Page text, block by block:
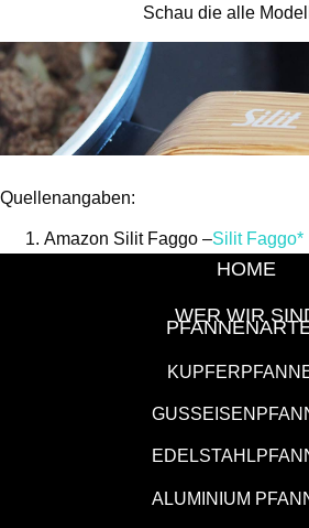
Schau die alle
Quellenangaben:
Amazon Silit Faggo –Silit Faggo*
HOME
WER WIR
ALUMINIUM